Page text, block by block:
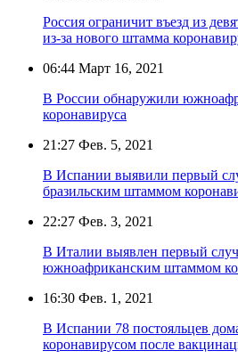
Россия ограничит въезд из
из-за нового штамма
06:44 Март 16, 2021
В России обнаружили
коронавируса
21:27 Фев. 5, 2021
В Испании выявили первый
бразильским штаммом
22:27 Фев. 3, 2021
В Италии выявлен первый
южноафриканским штаммом
16:30 Фев. 1, 2021
В Испании 78 постояльцев
коронавирусом после